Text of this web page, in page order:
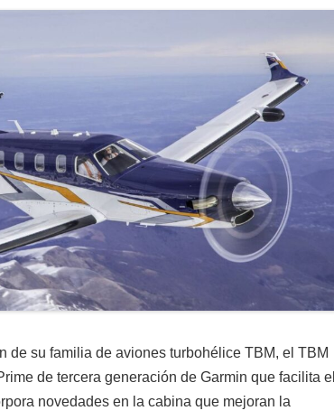
de su familia de aviones turbohélice TBM, el TBM
de tercera generación de Garmin que facilita el
novedades en la cabina que mejoran la